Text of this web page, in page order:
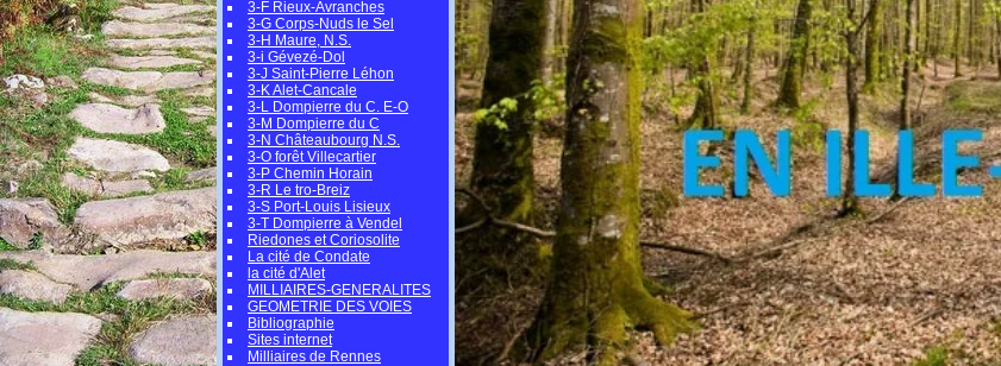
3-F Rieux-Avranches
3-G Corps-Nuds le Sel
3-H Maure, N.S.
3-i Gévezé-Dol
3-J Saint-Pierre Léhon
3-K Alet-Cancale
3-L Dompierre du C. E-O
3-M Dompierre du C
3-N Châteaubourg N.S.
3-O forêt Villecartier
3-P Chemin Horain
3-R Le tro-Breiz
3-S Port-Louis Lisieux
3-T Dompierre à Vendel
Riedones et Coriosolite
La cité de Condate
la cité d'Alet
MILLIAIRES-GENERALITES
GEOMETRIE DES VOIES
Bibliographie
Sites internet
Milliaires de Rennes